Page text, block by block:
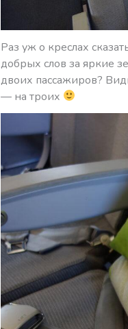
Раз уж о креслах
добрых слов за яркие
двоих пассажиров?
— на троих